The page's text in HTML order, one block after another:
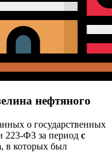
нефтяного
о государственных
223-ФЗ за период с
, в которых был